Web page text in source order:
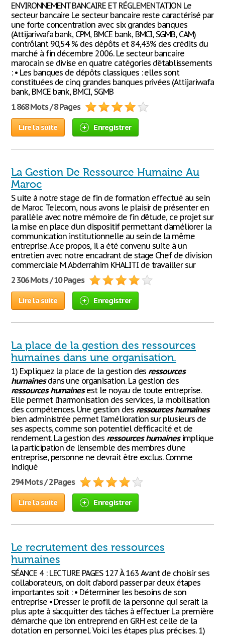
ENVIRONNEMENT BANCAIRE ET RÉGLEMENTATION Le
secteur bancaire Le secteur bancaire reste caractérisé par
une forte concentration avec six grandes banques
(Attijariwafa bank, CPM, BMCE bank, BMCI, SGMB, CAM)
contrôlant 90,54 % des dépôts et 84,43% des crédits du
marché à fin décembre 2006. Le secteur bancaire
marocain se divise en quatre catégories d’établissements
: • Les banques de dépôts classiques : elles sont
constituées de cinq grandes banques privées (Attijariwafa
bank, BMCE bank, BMCI, SGMB
1 868 Mots / 8 Pages
Lire la suite Enregistrer
La Gestion De Ressource Humaine Au
Maroc
S uite à notre stage de fin de formation effectué au sein
de Maroc Telecom, nous avons le plaisir de présenter en
parallèle avec notre mémoire de fin d’étude, ce projet sur
la mise en place d’un dispositif permettant d’améliorer la
communication institutionnelle au sein de la même
entreprise. A ce propos, il a été convenu suite à un
entretien avec notre encadrant de stage Chef de division
commerciale M. Abderrahim KHALITI de travailler sur
2 306 Mots / 10 Pages
Lire la suite Enregistrer
La place de la gestion des ressources
humaines dans une organisation.
1) Expliquez la place de la gestion des ressources
humainesdans une organisation. La gestion des
ressources humainesest le noyau de toute entreprise.
Elle permet l’harmonisation des services, la mobilisation
des compétences. Une gestion des ressources humaines
bien administrée permet l’amélioration sur plusieurs de
ses aspects, comme son potentiel d’efficacité et de
rendement. La gestion des ressources humainesimplique
la participation de l’ensemble des membres d’une
entreprise, personne ne devrait être exclus. Comme
indiqué
294 Mots / 2 Pages
Lire la suite Enregistrer
Le recrutement des ressources
humaines
SÉANCE 4 : LECTURE PAGES 127 À 163 Avant de choisir ses
collaborateurs, on doit d’abord passer par deux étapes
importantes soit : • Déterminer les besoins de son
entreprise • Dresser le profil de la personne qui serait la
plus apte à s’acquitter des tâches à effectuer La première
démarche que l’on entreprend en GRH est celle de la
dotation en personnel. Voici les étapes plus précises. 1)